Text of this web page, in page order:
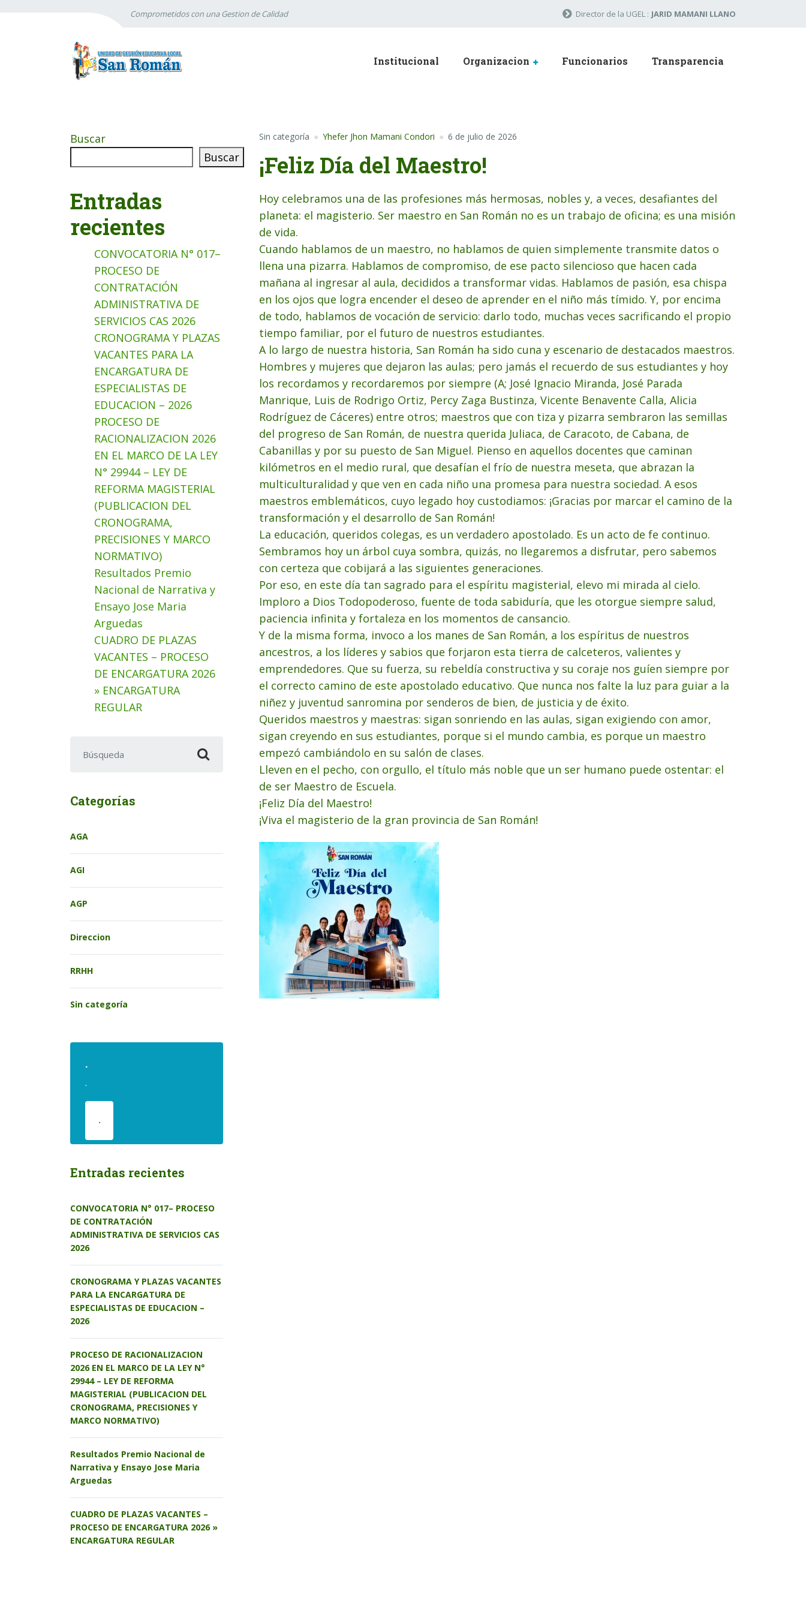
Comprometidos con una Gestion de Calidad Director de la UGEL : JARID MAMANI LLANO
Institucional Organizacion Funcionarios Transparencia
Sin categoría Yhefer Jhon Mamani Condori 6 de julio de 2026
¡Feliz Día del Maestro!
Hoy celebramos una de las profesiones más hermosas, nobles y, a veces, desafiantes del
planeta: el magisterio. Ser maestro en San Román no es un trabajo de oficina; es una misión
de vida.
Cuando hablamos de un maestro, no hablamos de quien simplemente transmite datos o
llena una pizarra. Hablamos de compromiso, de ese pacto silencioso que hacen cada
mañana al ingresar al aula, decididos a transformar vidas. Hablamos de pasión, esa chispa
en los ojos que logra encender el deseo de aprender en el niño más tímido. Y, por encima
de todo, hablamos de vocación de servicio: darlo todo, muchas veces sacrificando el propio
tiempo familiar, por el futuro de nuestros estudiantes.
A lo largo de nuestra historia, San Román ha sido cuna y escenario de destacados maestros.
Hombres y mujeres que dejaron las aulas; pero jamás el recuerdo de sus estudiantes y hoy
los recordamos y recordaremos por siempre (A; José Ignacio Miranda, José Parada
Manrique, Luis de Rodrigo Ortiz, Percy Zaga Bustinza, Vicente Benavente Calla, Alicia
Rodríguez de Cáceres) entre otros; maestros que con tiza y pizarra sembraron las semillas
del progreso de San Román, de nuestra querida Juliaca, de Caracoto, de Cabana, de
Cabanillas y por su puesto de San Miguel. Pienso en aquellos docentes que caminan
kilómetros en el medio rural, que desafían el frío de nuestra meseta, que abrazan la
multiculturalidad y que ven en cada niño una promesa para nuestra sociedad. A esos
maestros emblemáticos, cuyo legado hoy custodiamos: ¡Gracias por marcar el camino de la
transformación y el desarrollo de San Román!
La educación, queridos colegas, es un verdadero apostolado. Es un acto de fe continuo.
Sembramos hoy un árbol cuya sombra, quizás, no llegaremos a disfrutar, pero sabemos
con certeza que cobijará a las siguientes generaciones.
Por eso, en este día tan sagrado para el espíritu magisterial, elevo mi mirada al cielo.
Imploro a Dios Todopoderoso, fuente de toda sabiduría, que les otorgue siempre salud,
paciencia infinita y fortaleza en los momentos de cansancio.
Y de la misma forma, invoco a los manes de San Román, a los espíritus de nuestros
ancestros, a los líderes y sabios que forjaron esta tierra de calceteros, valientes y
emprendedores. Que su fuerza, su rebeldía constructiva y su coraje nos guíen siempre por
el correcto camino de este apostolado educativo. Que nunca nos falte la luz para guiar a la
niñez y juventud sanromina por senderos de bien, de justicia y de éxito.
Queridos maestros y maestras: sigan sonriendo en las aulas, sigan exigiendo con amor,
sigan creyendo en sus estudiantes, porque si el mundo cambia, es porque un maestro
empezó cambiándolo en su salón de clases.
Lleven en el pecho, con orgullo, el título más noble que un ser humano puede ostentar: el
de ser Maestro de Escuela.
¡Feliz Día del Maestro!
¡Viva el magisterio de la gran provincia de San Román!
Buscar
Buscar
Entradas
recientes
CONVOCATORIA N° 017–
PROCESO DE
CONTRATACIÓN
ADMINISTRATIVA DE
SERVICIOS CAS 2026
CRONOGRAMA Y PLAZAS
VACANTES PARA LA
ENCARGATURA DE
ESPECIALISTAS DE
EDUCACION – 2026
PROCESO DE
RACIONALIZACION 2026
EN EL MARCO DE LA LEY
N° 29944 – LEY DE
REFORMA MAGISTERIAL
(PUBLICACION DEL
CRONOGRAMA,
PRECISIONES Y MARCO
NORMATIVO)
Resultados Premio
Nacional de Narrativa y
Ensayo Jose Maria
Arguedas
CUADRO DE PLAZAS
VACANTES – PROCESO
DE ENCARGATURA 2026
» ENCARGATURA
REGULAR
Categorías
AGA
AGI
AGP
Direccion
RRHH
Sin categoría
.
.
.
Entradas recientes
CONVOCATORIA N° 017– PROCESO
DE CONTRATACIÓN
ADMINISTRATIVA DE SERVICIOS CAS
2026
CRONOGRAMA Y PLAZAS VACANTES
PARA LA ENCARGATURA DE
ESPECIALISTAS DE EDUCACION –
2026
PROCESO DE RACIONALIZACION
2026 EN EL MARCO DE LA LEY N°
29944 – LEY DE REFORMA
MAGISTERIAL (PUBLICACION DEL
CRONOGRAMA, PRECISIONES Y
MARCO NORMATIVO)
Resultados Premio Nacional de
Narrativa y Ensayo Jose Maria
Arguedas
CUADRO DE PLAZAS VACANTES –
PROCESO DE ENCARGATURA 2026 »
ENCARGATURA REGULAR